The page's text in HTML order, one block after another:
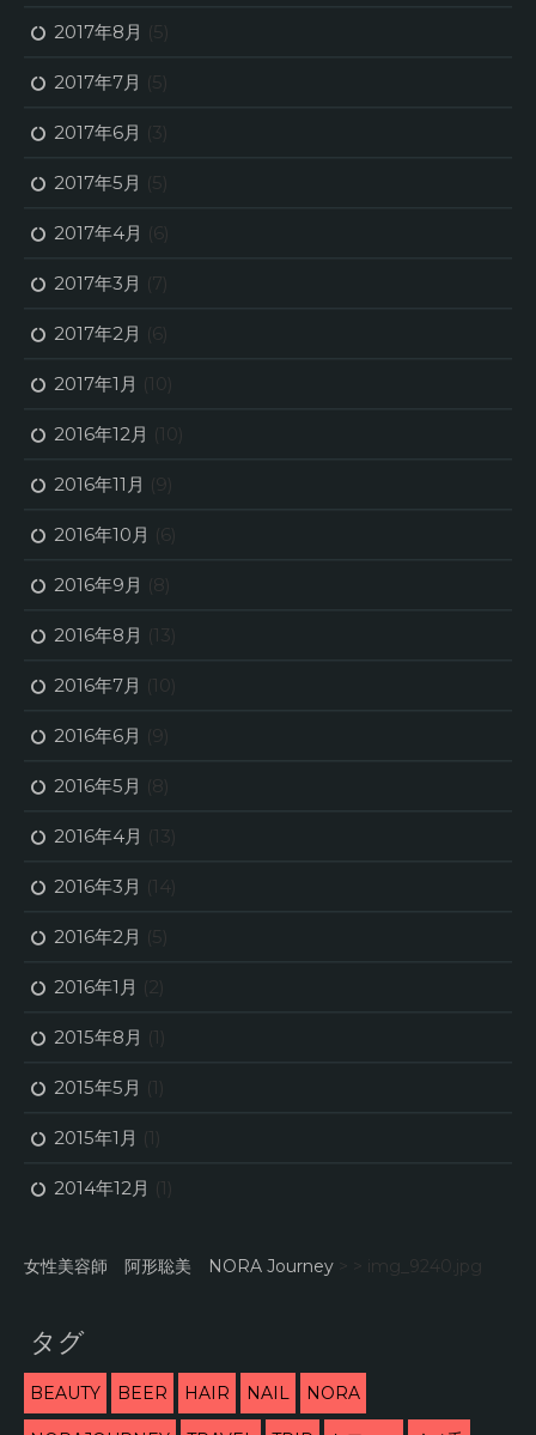
2017年8月 (5)
2017年7月 (5)
2017年6月 (3)
2017年5月 (5)
2017年4月 (6)
2017年3月 (7)
2017年2月 (6)
2017年1月 (10)
2016年12月 (10)
2016年11月 (9)
2016年10月 (6)
2016年9月 (8)
2016年8月 (13)
2016年7月 (10)
2016年6月 (9)
2016年5月 (8)
2016年4月 (13)
2016年3月 (14)
2016年2月 (5)
2016年1月 (2)
2015年8月 (1)
2015年5月 (1)
2015年1月 (1)
2014年12月 (1)
女性美容師 阿形聡美 NORA Journey > > img_9240.jpg
タグ
BEAUTY BEER HAIR NAIL NORA